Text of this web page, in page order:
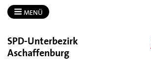
MENÜ
SPD-​Unterbezirk
Aschaffenburg